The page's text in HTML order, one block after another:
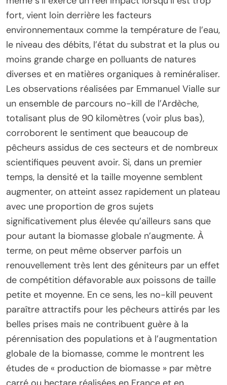
fort, vient loin derrière les facteurs
environnementaux comme la température de l’eau,
le niveau des débits, l’état du substrat et la plus ou
moins grande charge en polluants de natures
diverses et en matières organiques à reminéraliser.
Les observations réalisées par Emmanuel Vialle sur
un ensemble de parcours no-kill de l’Ardèche,
totalisant plus de 90 kilomètres (voir plus bas),
corroborent le sentiment que beaucoup de
pêcheurs assidus de ces secteurs et de nombreux
scientifiques peuvent avoir. Si, dans un premier
temps, la densité et la taille moyenne semblent
augmenter, on atteint assez rapidement un plateau
avec une proportion de gros sujets
significativement plus élevée qu’ailleurs sans que
pour autant la biomasse globale n’augmente. À
terme, on peut même observer parfois un
renouvellement très lent des géniteurs par un effet
de compétition défavorable aux poissons de taille
petite et moyenne. En ce sens, les no-kill peuvent
paraître attractifs pour les pêcheurs attirés par les
belles prises mais ne contribuent guère à la
pérennisation des populations et à l’augmentation
globale de la biomasse, comme le montrent les
études de « production de biomasse » par mètre